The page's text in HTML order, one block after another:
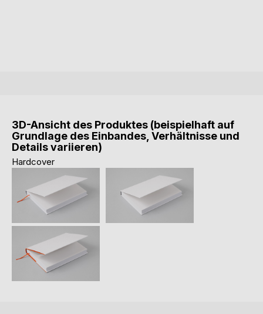
3D-Ansicht des Produktes (beispielhaft auf
Grundlage des Einbandes, Verhältnisse und
Details variieren)
Hardcover